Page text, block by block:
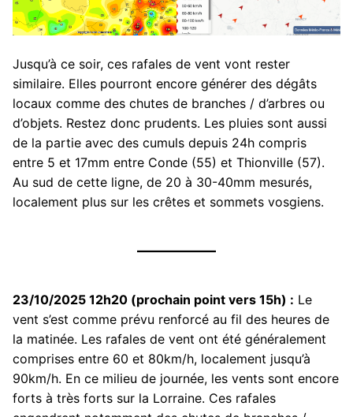
Jusqu’à ce soir, ces rafales de vent vont rester
similaire. Elles pourront encore générer des dégâts
locaux comme des chutes de branches / d’arbres ou
d’objets. Restez donc prudents. Les pluies sont aussi
de la partie avec des cumuls depuis 24h compris
entre 5 et 17mm entre Conde (55) et Thionville (57).
Au sud de cette ligne, de 20 à 30-40mm mesurés,
localement plus sur les crêtes et sommets vosgiens.
23/10/2025 12h20 (prochain point vers 15h) : Le
vent s’est comme prévu renforcé au fil des heures de
la matinée. Les rafales de vent ont été généralement
comprises entre 60 et 80km/h, localement jusqu’à
90km/h. En ce milieu de journée, les vents sont encore
forts à très forts sur la Lorraine. Ces rafales